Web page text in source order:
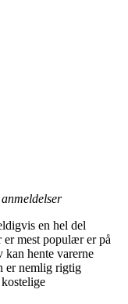
anmeldelser
en hel del
er mest populær er på
kan hente varerne
er nemlig rigtig